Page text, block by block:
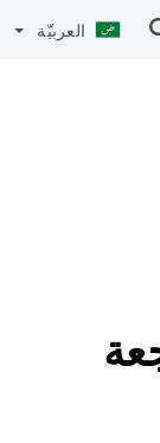
العربيّة